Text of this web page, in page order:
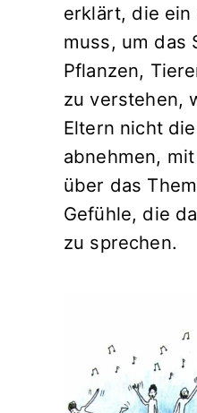
erklärt, die ein
muss, um das
Pflanzen,
zu verstehen,
Eltern nicht
abnehmen,
über das
Gefühle, die
zu sprechen.